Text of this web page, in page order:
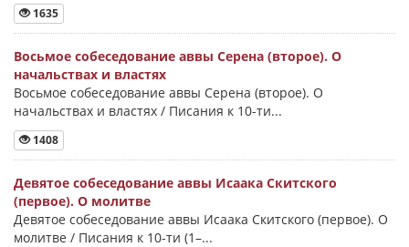
1635
Восьмое собеседование аввы Серена (второе). О
начальствах и властях
Восьмое собеседование аввы Серена (второе). О
начальствах и властях / Писания к 10-ти...
1408
Девятое собеседование аввы Исаака Скитского
(первое). О молитве
Девятое собеседование аввы Исаака Скитского (первое). О
молитве / Писания к 10-ти (1–...